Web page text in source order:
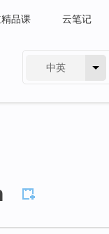
品课 云笔记
中英